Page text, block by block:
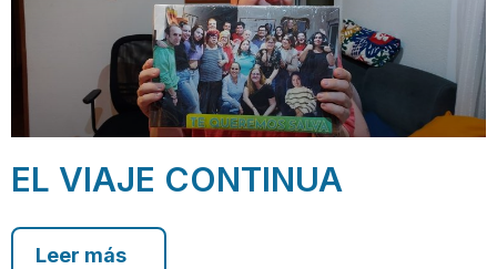
EL VIAJE CONTINUA
Leer más